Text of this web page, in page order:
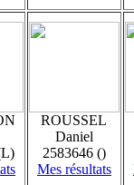
ROUSSEL
Daniel
2583646 ()
Mes résultats